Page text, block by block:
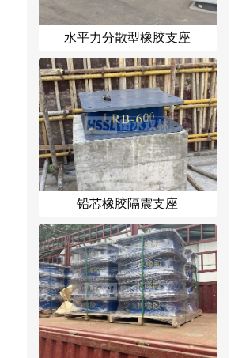
水平力分散型橡胶支座
铅芯橡胶隔震支座